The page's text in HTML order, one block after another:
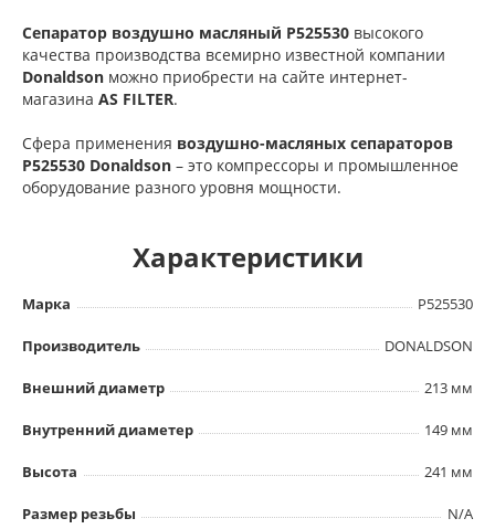
Сепаратор воздушно масляный P525530 высокого
качества производства всемирно известной компании
Donaldson можно приобрести на сайте интернет-
магазина AS FILTER.
Сфера применения воздушно-масляных сепараторов
P525530 Donaldson – это компрессоры и промышленное
оборудование разного уровня мощности.
Характеристики
Марка P525530
Производитель DONALDSON
Внешний диаметр 213 мм
Внутренний диаметер 149 мм
Высота 241 мм
Размер резьбы N/A